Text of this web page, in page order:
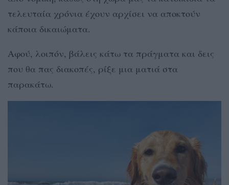
τελευταία χρόνια έχουν αρχίσει να αποκτούν
κάποια δικαιώματα.
Αφού, λοιπόν, βάλεις κάτω τα πράγματα και δεις
που θα πας διακοπές, ρίξε μια ματιά στα
παρακάτω.